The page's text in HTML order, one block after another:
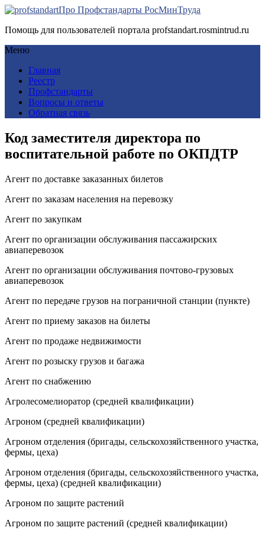
Про Профстандарты РосМинТруда
Помощь для пользователей портала profstandart.rosmintrud.ru
Меню
Главная
Реестр
Профстандарты
Вопросы и ответы
Обратная связь
Код заместителя директора по
воспитательной работе по ОКПДТР
Агент по доставке заказанных билетов
Агент по заказам населения на перевозку
Агент по закупкам
Агент по организации обслуживания пассажирских
авиаперевозок
Агент по организации обслуживания почтово-грузовых
авиаперевозок
Агент по передаче грузов на пограничной станции (пункте)
Агент по приему заказов на билеты
Агент по продаже недвижимости
Агент по розыску грузов и багажа
Агент по снабжению
Агролесомелиоратор (средней квалификации)
Агроном (средней квалификации)
Агроном отделения (бригады, сельскохозяйственного участка,
фермы, цеха)
Агроном отделения (бригады, сельскохозяйственного участка,
фермы, цеха) (средней квалификации)
Агроном по защите растений
Агроном по защите растений (средней квалификации)